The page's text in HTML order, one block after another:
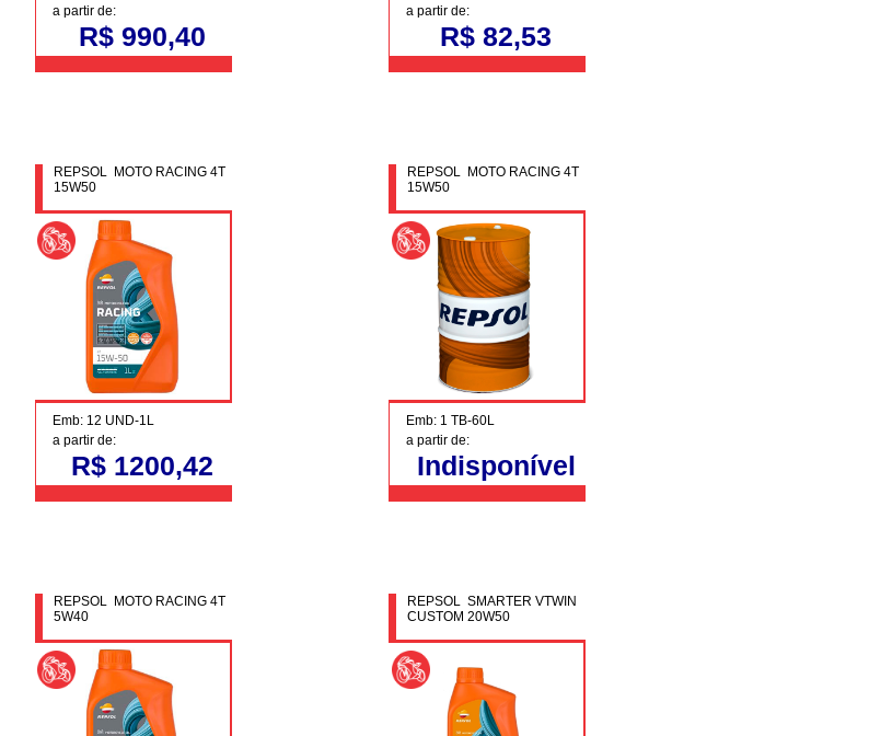
a partir de:
R$ 990,40
a partir de:
R$ 82,53
REPSOL MOTO RACING 4T
15W50
Emb: 12 UND-1L
a partir de:
R$ 1200,42
REPSOL MOTO RACING 4T
15W50
Emb: 1 TB-60L
a partir de:
Indisponível
REPSOL MOTO RACING 4T
5W40
REPSOL SMARTER VTWIN
CUSTOM 20W50